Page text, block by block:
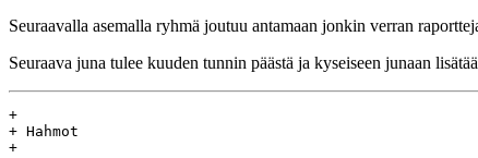
Seuraavalla asemalla ryhmä joutuu antamaan jonkin verran
Seuraava juna tulee kuuden tunnin päästä ja kyseiseen junaan
+
+ Hahmot
+